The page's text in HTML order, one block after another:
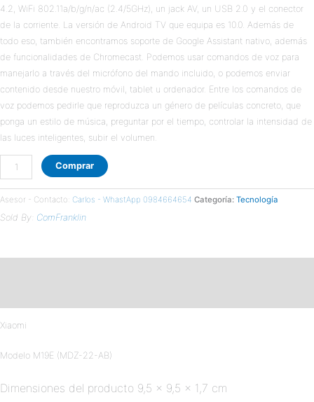
4.2, WiFi 802.11a/b/g/n/ac (2.4/5GHz), un jack AV, un USB 2.0 y el conector
de la corriente. La versión de Android TV que equipa es 10.0. Además de
todo eso, también encontramos soporte de Google Assistant nativo, además
de funcionalidades de Chromecast. Podemos usar comandos de voz para
manejarlo a través del micrófono del mando incluido, o podemos enviar
contenido desde nuestro móvil, tablet u ordenador. Entre los comandos de
voz podemos pedirle que reproduzca un género de películas concreto, que
ponga un estilo de música, preguntar por el tiempo, controlar la intensidad de
las luces inteligentes, subir el volumen.
22-
AB
cantidad
Comprar
Asesor - Contacto: Carlos - WhastApp 0984664654 Categoría: Tecnología
Sold By: ComFranklin
Xiaomi
Modelo M19E (MDZ-22-AB)
Dimensiones del producto 9,5 x 9,5 x 1,7 cm